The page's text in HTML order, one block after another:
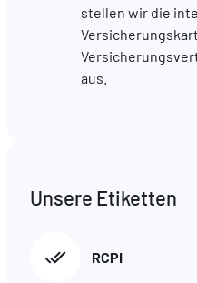
stellen wir die
aus.
Unsere Etiketten
RCPI